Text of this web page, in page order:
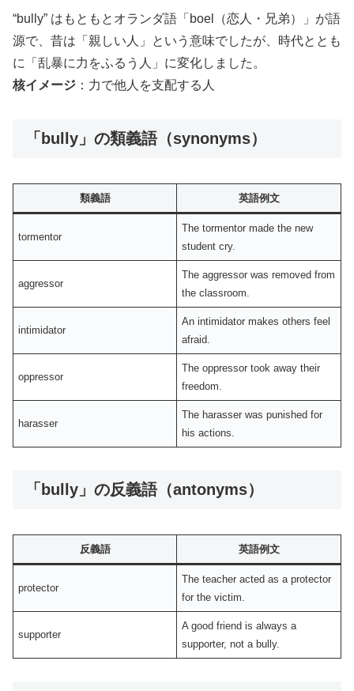
“bully” はもともとオランダ語「boel（恋人・兄弟）」が語
源で、昔は「親しい人」という意味でしたが、時代ととも
に「乱暴に力をふるう人」に変化しました。
核イメージ ：力で他人を支配する人
「bully」の類義語（synonyms）
類義語 英語例文
tormentor
The tormentor made the new
student cry.
aggressor
The aggressor was removed from
the classroom.
intimidator
An intimidator makes others feel
afraid.
oppressor
The oppressor took away their
freedom.
harasser
The harasser was punished for
his actions.
「bully」の反義語（antonyms）
反義語 英語例文
protector
The teacher acted as a protector
for the victim.
supporter
A good friend is always a
supporter, not a bully.